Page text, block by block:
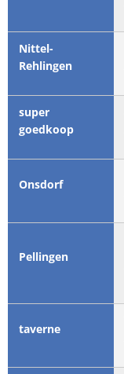
Nittel-
Rehlingen
super
goedkoop
Onsdorf
Pellingen
taverne